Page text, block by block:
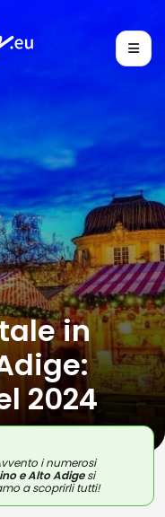
in
2024
i numerosi
e Alto Adigesi
a scoprirli tutti!